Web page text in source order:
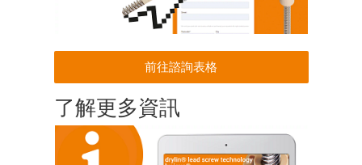
前往諮詢表格
了解更多資訊